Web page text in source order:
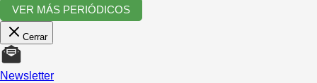
VER MÁS PERIÓDICOS
Cerrar
Newsletter